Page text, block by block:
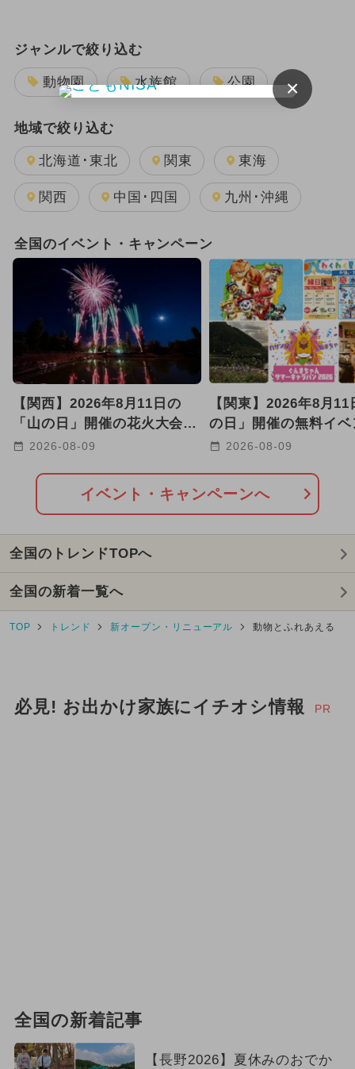
ジャンルで絞り込む
動物園 水族館 公園
地域で絞り込む
北海道･東北 関東 東海
関西 中国･四国 九州･沖縄
全国のイベント・キャンペーン
【関西】2026年8月11日の
「山の日」開催の花火大会4
選！川沿い・海辺・音楽花火
2026-08-09
【関東】2026年8月11
の日」開催の無料イベ
選 夏祭り＆水遊び＆
2026-08-09
イベント・キャンペーンへ
全国のトレンドTOPへ
全国の新着一覧へ
TOP トレンド 新オープン・リニューアル 動物とふれあえる
必見! お出かけ家族にイチオシ情報 PR
全国の新着記事
【長野2026】夏休みのおでか
×